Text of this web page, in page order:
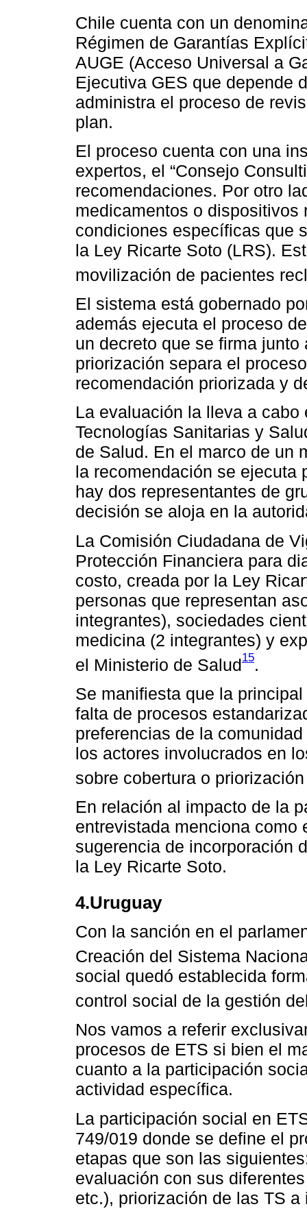
Chile cuenta con un
Régimen de Garantías
AUGE (Acceso Universal a
Ejecutiva GES que depende
administra el proceso de
plan.
El proceso cuenta con una
expertos, el “Consejo
recomendaciones. Por otro
medicamentos o dispositivos
condiciones específicas que
la Ley Ricarte Soto (LRS).
movilización de pacientes
El sistema está gobernado
además ejecuta el proceso
un decreto que se firma
priorización separa el
recomendación priorizada y
La evaluación la lleva a
Tecnologías Sanitarias y
de Salud. En el marco de un
la recomendación se ejecuta
hay dos representantes de
decisión se aloja en la
La Comisión Ciudadana de
Protección Financiera para
costo, creada por la Ley
personas que representan
integrantes), sociedades
medicina (2 integrantes) y
el Ministerio de Salud15.
Se manifiesta que la
falta de procesos
preferencias de la
los actores involucrados en
sobre cobertura o
En relación al impacto de la
entrevistada menciona como
sugerencia de incorporación
la Ley Ricarte Soto.
4.Uruguay
Con la sanción en el
Creación del Sistema
social quedó establecida
control social de la gestión
Nos vamos a referir
procesos de ETS si bien el
cuanto a la participación
actividad específica.
La participación social en
749/019 donde se define el
etapas que son las
evaluación con sus
etc.), priorización de las TS